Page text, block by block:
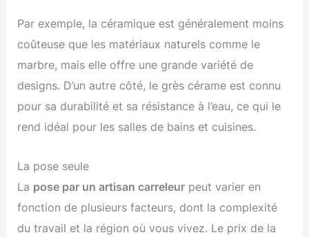
Par exemple, la céramique est généralement moins
coûteuse que les matériaux naturels comme le
marbre, mais elle offre une grande variété de
designs. D’un autre côté, le grès cérame est connu
pour sa durabilité et sa résistance à l’eau, ce qui le
rend idéal pour les salles de bains et cuisines.
La pose seule
La pose par un artisan carreleur peut varier en
fonction de plusieurs facteurs, dont la complexité
du travail et la région où vous vivez. Le prix de la